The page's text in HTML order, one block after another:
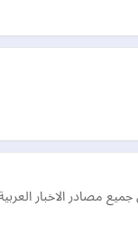
مصادر الاخبار